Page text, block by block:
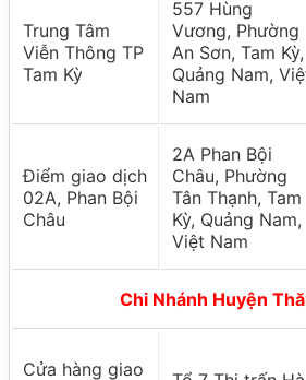
Trung Tâm
Viễn Thông TP
Tam Kỳ
557 Hùng
Vương, Phường
An Sơn, Tam Kỳ,
Quảng Nam,
Nam
Điểm giao dịch
02A, Phan Bội
Châu
2A Phan Bội
Châu, Phường
Tân Thạnh, Tam
Kỳ, Quảng Nam,
Việt Nam
Chi Nhánh Huyện
Cửa hàng giao